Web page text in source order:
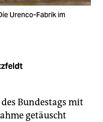
Urenco-Fabrik im
Bundestags mit
getäuscht